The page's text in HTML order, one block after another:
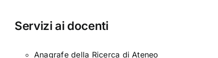
Servizi ai docenti
Anagrafe della Ricerca di Ateneo